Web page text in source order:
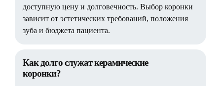
доступную цену и долговечность. Выбор коронки
зависит от эстетических требований, положения
зуба и бюджета пациента.
Как долго служат керамические
коронки?